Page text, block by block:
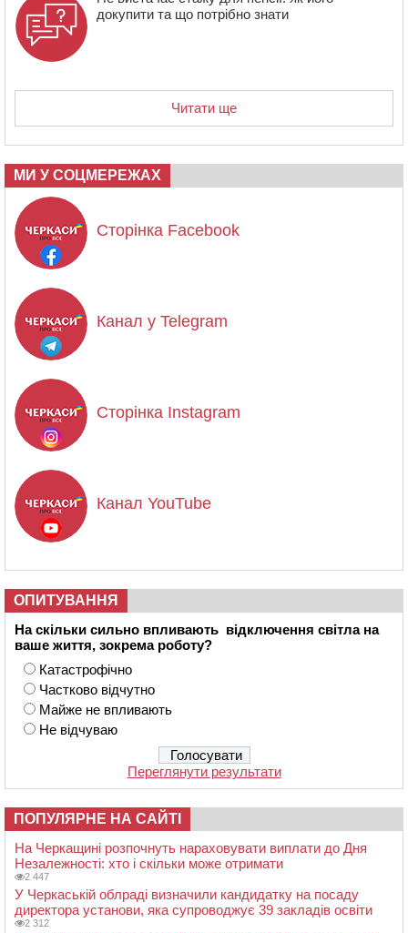
докупити та що потрібно знати
Читати ще
МИ У СОЦМЕРЕЖАХ
Сторінка Facebook
Канал у Telegram
Сторінка Instagram
Канал YouTube
ОПИТУВАННЯ
На скільки сильно впливають відключення світла на
ваше життя, зокрема роботу?
Катастрофічно
Частково відчутно
Майже не впливають
Не відчуваю
Переглянути результати
ПОПУЛЯРНЕ НА САЙТІ
На Черкащині розпочнуть нараховувати виплати до Дня
Незалежності: хто і скільки може отримати
2 447
У Черкаській облраді визначили кандидатку на посаду
директора установи, яка супроводжує 39 закладів освіти
2 312